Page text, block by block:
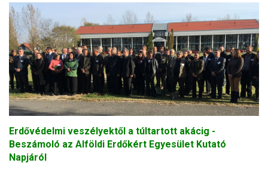
Erdővédelmi veszélyektől a túltartott akácig -
Beszámoló az Alföldi Erdőkért Egyesület Kutató
Napjáról